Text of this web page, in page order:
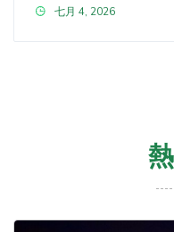
七月 4, 2026